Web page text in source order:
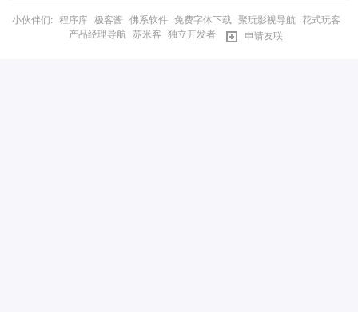
小伙伴们: 程序库 极客酱 佛系软件 免费字体下载 聚玩影视导航 花式玩客
产品经理导航 苏米客 独立开发者 申请友联